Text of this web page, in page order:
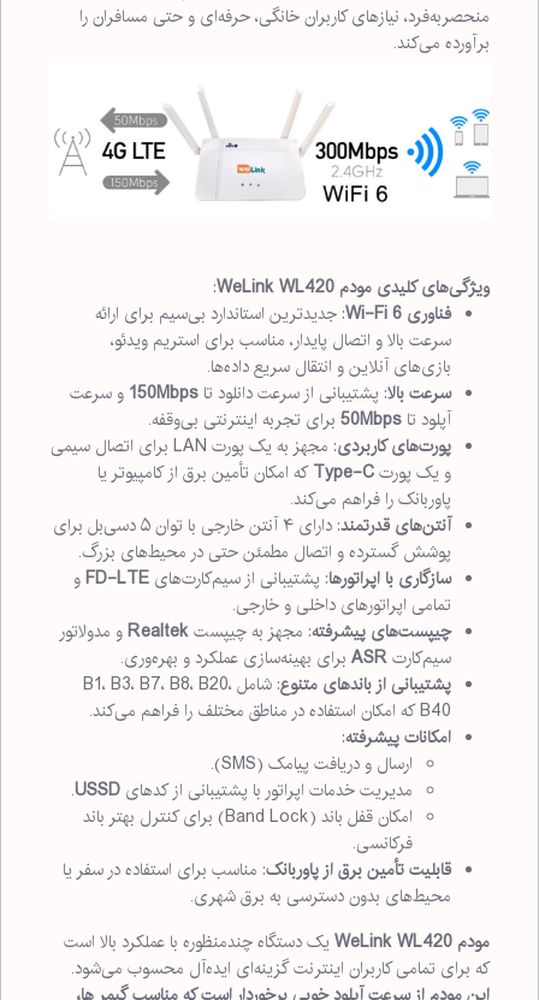
منحصربه‌فرد، نیازهای کاربران خانگی، حرفه‌ای و حتی مسافران را
برآورده می‌کند.
ویژگی‌های کلیدی مودم WeLink WL420
:
فناوری Wi-Fi 6
: جدیدترین استاندارد بی‌سیم برای ارائه
سرعت بالا و اتصال پایدار، مناسب برای استریم ویدئو،
بازی‌های آنلاین و انتقال سریع داده‌ها.
سرعت بالا: پشتیبانی از سرعت دانلود تا 150Mbps و سرعت
آپلود تا 50Mbps برای تجربه اینترنتی بی‌وقفه.
پورت‌های کاربردی
: مجهز به یک پورت LAN برای اتصال سیمی
و یک پورتType-Cکه امکان تأمین برق از کامپیوتر یا
پاوربانک را فراهم می‌کند.
آنتن‌های قدرتمند
: دارای ۴ آنتن خارجی با توان ۵ دسی‌بل برای
پوشش گسترده و اتصال مطمئن حتی در محیط‌های بزرگ.
سازگاری با اپراتورها: پشتیبانی از سیم‌کارت‌های FD-LTEو
تمامی اپراتورهای داخلی و خارجی.
چیپست‌های پیشرفته: مجهز به چیپستRealtekو مدولاتور
سیم‌کارتASR برای بهینه‌سازی عملکرد و بهره‌وری.
پشتیبانی از باندهای متنوع
: شامل B1، B3، B7، B8، B20،
B40 که امکان استفاده در مناطق مختلف را فراهم می‌کند.
امکانات پیشرفته:
ارسال و دریافت پیامک (SMS).
مدیریت خدمات اپراتور با پشتیبانی از کدهای USSD
.
امکان قفل باند (Band Lock) برای کنترل بهتر باند
فرکانسی.
قابلیت تأمین برق از پاوربانک: مناسب برای استفاده در سفر یا
محیط‌های بدون دسترسی به برق شهری.
مودم WeLink WL420
یک دستگاه چندمنظوره با عملکرد بالا است
که برای تمامی کاربران اینترنت گزینه‌ای ایده‌آل محسوب می‌شود.